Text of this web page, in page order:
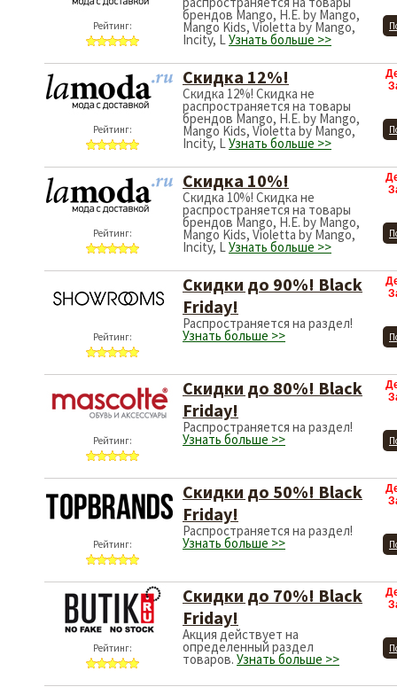
Рейтинг:
брендов Mango, H.E. by Mango,
Mango Kids, Violetta by Mango,
Incity, LУзнать больше >>
Рейтинг:
Скидка 12%!
Скидка 12%! Скидка не
распространяется на товары
брендов Mango, H.E. by Mango,
Mango Kids, Violetta by Mango,
Incity, LУзнать больше >>
Рейтинг:
Скидка 10%!
Скидка 10%! Скидка не
распространяется на товары
брендов Mango, H.E. by Mango,
Mango Kids, Violetta by Mango,
Incity, LУзнать больше >>
Рейтинг:
Скидки до 90%! Black
Friday!
Распространяется на раздел!
Узнать больше >>
Рейтинг:
Скидки до 80%! Black
Friday!
Распространяется на раздел!
Узнать больше >>
Рейтинг:
Скидки до 50%! Black
Friday!
Распространяется на раздел!
Узнать больше >>
Рейтинг:
Скидки до 70%! Black
Friday!
Акция действует на
определенный раздел
товаров. Узнать больше >>